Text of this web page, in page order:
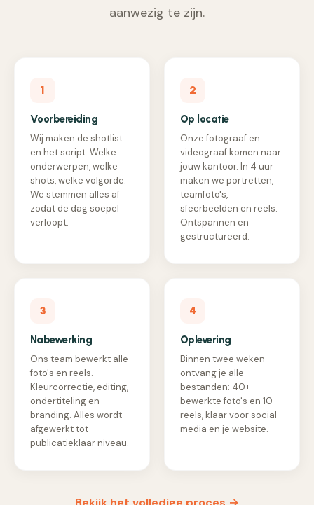
aanwezig te zijn.
1
Voorbereiding
Wij maken de shotlist
en het script. Welke
onderwerpen, welke
shots, welke volgorde.
We stemmen alles af
zodat de dag soepel
verloopt.
2
Op locatie
Onze fotograaf en
videograaf komen naar
jouw kantoor. In 4 uur
maken we portretten,
teamfoto's,
sfeerbeelden en reels.
Ontspannen en
gestructureerd.
3
Nabewerking
Ons team bewerkt alle
foto's en reels.
Kleurcorrectie, editing,
ondertiteling en
branding. Alles wordt
afgewerkt tot
publicatieklaar niveau.
4
Oplevering
Binnen twee weken
ontvang je alle
bestanden: 40+
bewerkte foto's en 10
reels, klaar voor social
media en je website.